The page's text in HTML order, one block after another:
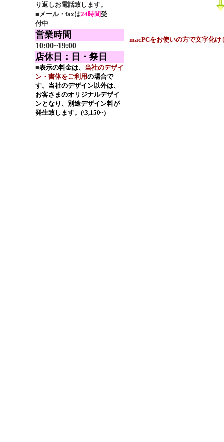
り返しお電話致します。
■メール・faxは24時間受
付中
営業時間
10:00~19:00
店休日：日・祭日
■表示の料金は、 当社のデザイ
ン・書体をご利用の場合で
す。当社のデザイン以外は、
お客さまのオリジナルデザイ
ンとなり、別途デザイン料が
発生致します。(\3,150~)
macPCをお使いの方で文字化